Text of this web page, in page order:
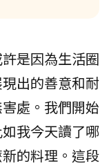
是因為生活圈
出的善意和耐
處。我們開始
我今天讀了哪
的料理。這段